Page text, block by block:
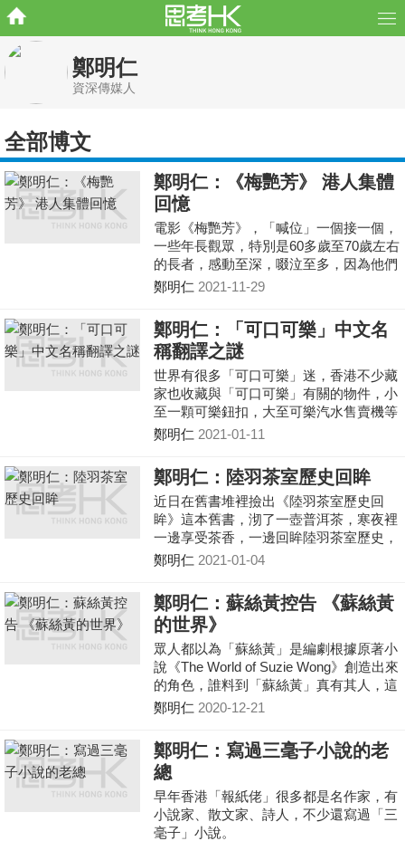
鄭明仁
資深傳媒人
全部博文
鄭明仁：《梅艷芳》 港人集體
回憶
電影《梅艷芳》，「喊位」一個接一個，
一些年長觀眾，特別是60多歲至70歲左右
的長者，感動至深，啜泣至多，因為他們
很多都是陪着梅艷芳成長
鄭明仁 2021-11-29
鄭明仁：「可口可樂」中文名
稱翻譯之謎
世界有很多「可口可樂」迷，香港不少藏
家也收藏與「可口可樂」有關的物件，小
至一顆可樂鈕扣，大至可樂汽水售賣機等
等。是誰把Coca Cola翻譯為「可口可
鄭明仁 2021-01-11
鄭明仁：陸羽茶室歷史回眸
近日在舊書堆裡撿出《陸羽茶室歷史回
眸》這本舊書，沏了一壺普洱茶，寒夜裡
一邊享受茶香，一邊回眸陸羽茶室歷史，
一樂也！
鄭明仁 2021-01-04
鄭明仁：蘇絲黃控告 《蘇絲黃
的世界》
眾人都以為「蘇絲黃」是編劇根據原著小
說《The World of Suzie Wong》創造出來
的角色，誰料到「蘇絲黃」真有其人，這
位「真蘇絲黃」後來更入稟美國法院控告
香港頭條新聞。
鄭明仁 2020-12-21
鄭明仁：寫過三毫子小說的老
總
早年香港「報紙佬」很多都是名作家，有
小說家、散文家、詩人，不少還寫過「三
毫子」小說。